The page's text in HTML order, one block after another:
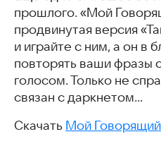
прошлого. «Мой
продвинутая версия
и играйте с ним, а он в
повторять ваши
голосом. Только не
связан с даркнетом…
Скачать Мой